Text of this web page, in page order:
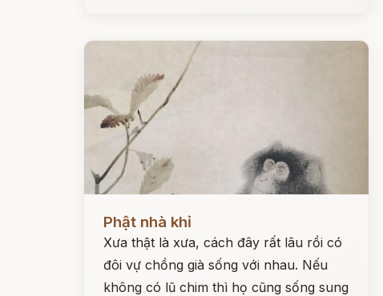
Phật nhà khỉ
Xưa thật là xưa, cách đây rất lâu rồi có
đôi vự chồng già sống với nhau. Nếu
không có lũ chim thì họ cũng sống sung